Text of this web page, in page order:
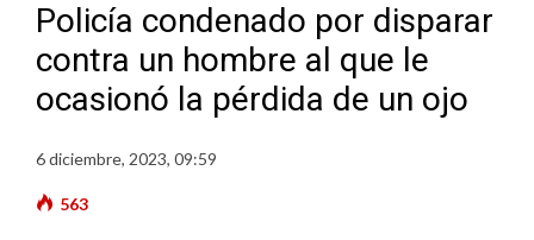
Policía condenado por disparar
contra un hombre al que le
ocasionó la pérdida de un ojo
6 diciembre, 2023, 09:59
563